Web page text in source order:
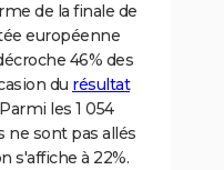
de la finale de
européenne
46% des
du résultat
les 1 054
ne sont pas allés
s'affiche à 22%.